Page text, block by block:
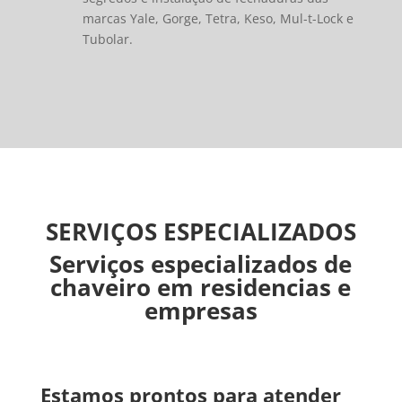
marcas Yale, Gorge, Tetra, Keso, Mul-t-Lock e
Tubolar.
SERVIÇOS ESPECIALIZADOS
Serviços especializados de
chaveiro em residencias e
empresas
Estamos prontos para atender